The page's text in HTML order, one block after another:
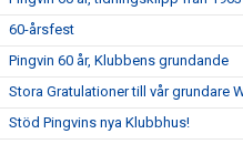
60-årsfest
Pingvin 60 år, Klubbens grundande
Stora Gratulationer till vår grundare
Stöd Pingvins nya Klubbhus!